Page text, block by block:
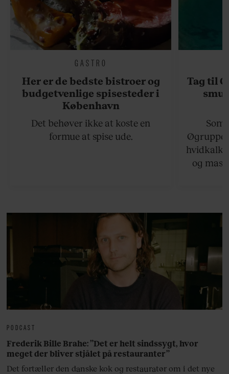
GASTRO
Her er de bedste bistroer og
budgetvenlige spisesteder i
København
Det behøver ikke at koste en
formue at spise ude.
Tag til
og
PODCAST
Frederik Bille Brahe: ”Det er helt sindssygt, hvor
meget der bliver stjålet på restauranter”
Det fortæller den danske kok og restauratør om i det nye